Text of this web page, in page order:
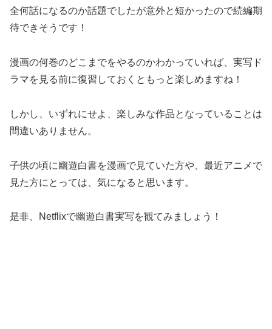
全何話になるのか話題でしたが意外と短かったので続編期
待できそうです！
漫画の何巻のどこまでをやるのかわかっていれば、実写ド
ラマを見る前に復習しておくともっと楽しめますね！
しかし、いずれにせよ、楽しみな作品となっていることは
間違いありません。
子供の頃に幽遊白書を漫画で見ていた方や、最近アニメで
見た方にとっては、気になると思います。
是非、Netflixで幽遊白書実写を観てみましょう！